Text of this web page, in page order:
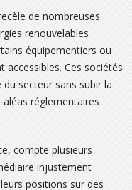
de nombreuses
renouvelables
équipementiers ou
Ces sociétés
secteur sans subir la
réglementaires
compte plusieurs
injustement
positions sur des